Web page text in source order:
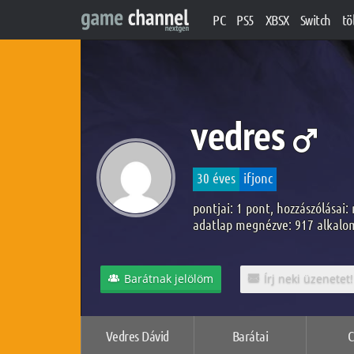
PC PS5 XBSX Switch
vedres
Vedres Dávid Barátai
30 éves ifjonc
pontjai: 1 pont, hozzászólásai:
adatlap megnézve: 917
Barátnak jelölöm Írj neki üzenetet!